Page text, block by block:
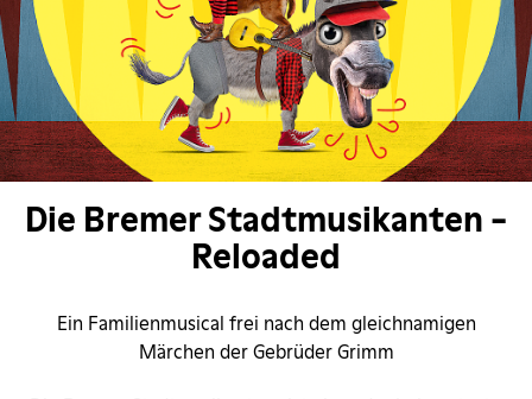
Die Bremer Stadtmusikanten -
Reloaded
Ein Familienmusical frei nach dem gleichnamigen
Märchen der Gebrüder Grimm